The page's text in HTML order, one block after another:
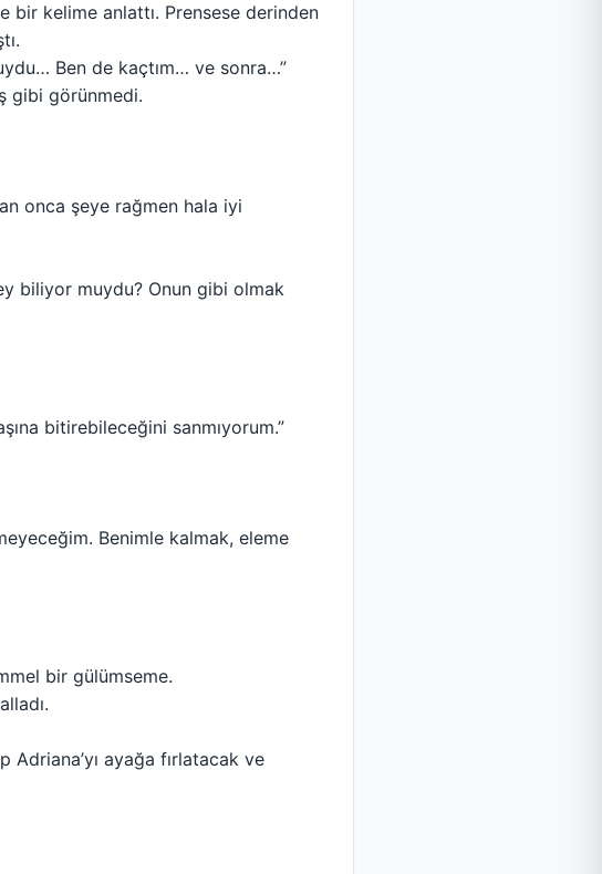
bir kelime anlattı. Prensese derinden
Ben de kaçtım… ve sonra…”
gibi görünmedi.
onca şeye rağmen hala iyi
biliyor muydu? Onun gibi olmak
bitirebileceğini sanmıyorum.”
Benimle kalmak, eleme
bir gülümseme.
ayağa fırlatacak ve